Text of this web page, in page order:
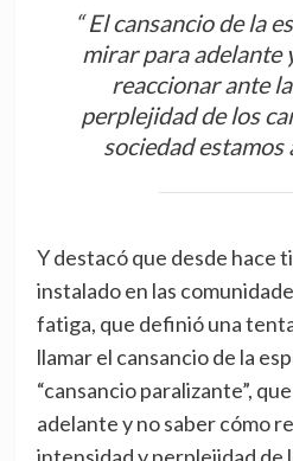
“ El cansancio de la
mirar para adelante
reaccionar ante
perplejidad de los
sociedad estamos
Y destacó que desde hace
instalado en las
fatiga, que definió una
llamar el cansancio de la
“cansancio paralizante”,
adelante y no saber cómo